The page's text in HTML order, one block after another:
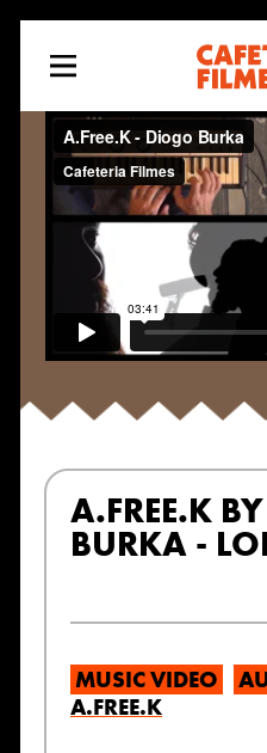
A.FREE.K
BURKA -
MUSIC VIDEO
A.FREE.K